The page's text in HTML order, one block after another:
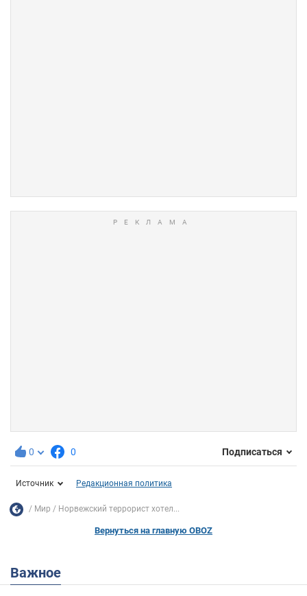
0 0 Подписаться
Источник Редакционная политика
Мир Норвежский террорист хотел...
Вернуться на главную OBOZ
Важное